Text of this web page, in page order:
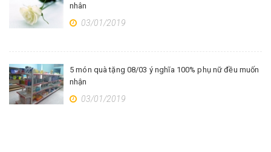
nhân
03/01/2019
5 món quà tặng 08/03 ý nghĩa 100% phụ nữ đều muốn
nhận
03/01/2019